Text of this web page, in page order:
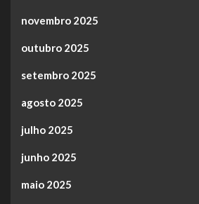
novembro 2025
outubro 2025
setembro 2025
agosto 2025
julho 2025
junho 2025
maio 2025